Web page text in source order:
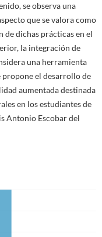
se observa una
que se valora como
dichas prácticas en el
la integración de
una herramienta
el desarrollo de
aumentada destinada
en los estudiantes de
Antonio Escobar del